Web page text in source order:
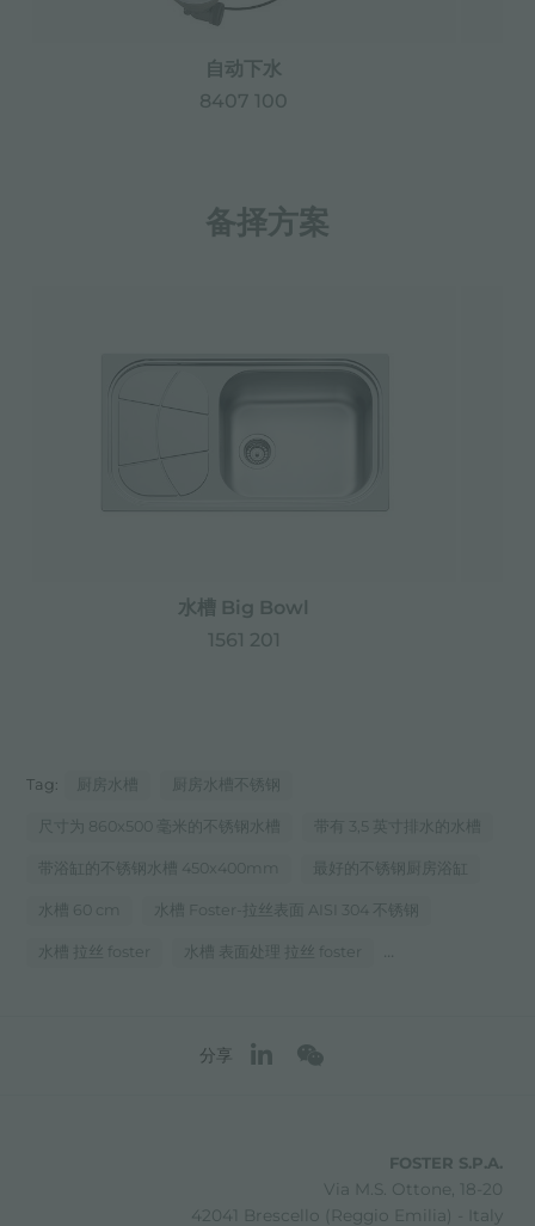
自动下水
8407 100
备择方案
水槽 Big Bowl
1561 201
Tag: 厨房水槽 厨房水槽不锈钢
尺寸为 860x500 毫米的不锈钢水槽 带有 3,5 英寸排水的水槽
带浴缸的不锈钢水槽 450x400mm 最好的不锈钢厨房浴缸
水槽 60 cm 水槽 Foster-拉丝表面 AISI 304 不锈钢
水槽 拉丝 foster 水槽 表面处理 拉丝 foster ...
分享
FOSTER S.P.A.
Via M.S. Ottone, 18-20
42041 Brescello (Reggio Emilia) - Italy